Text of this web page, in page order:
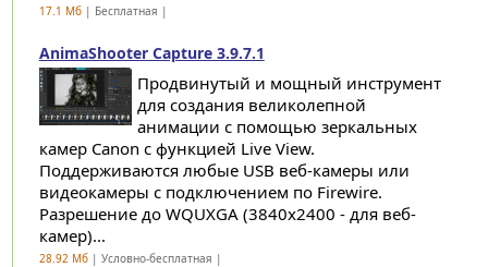
17.1 Мб| Бесплатная |
AnimaShooter Capture 3.9.7.1
Продвинутый и мощный инструмент
для создания великолепной
анимации с помощью зеркальных
камер Canon с функцией Live View.
Поддерживаются любые USB веб-камеры или
видеокамеры с подключением по Firewire.
Разрешение до WQUXGA (3840x2400 - для веб-
камер)...
28.92 Мб| Условно-бесплатная |